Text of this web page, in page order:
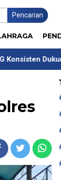
Pencarian